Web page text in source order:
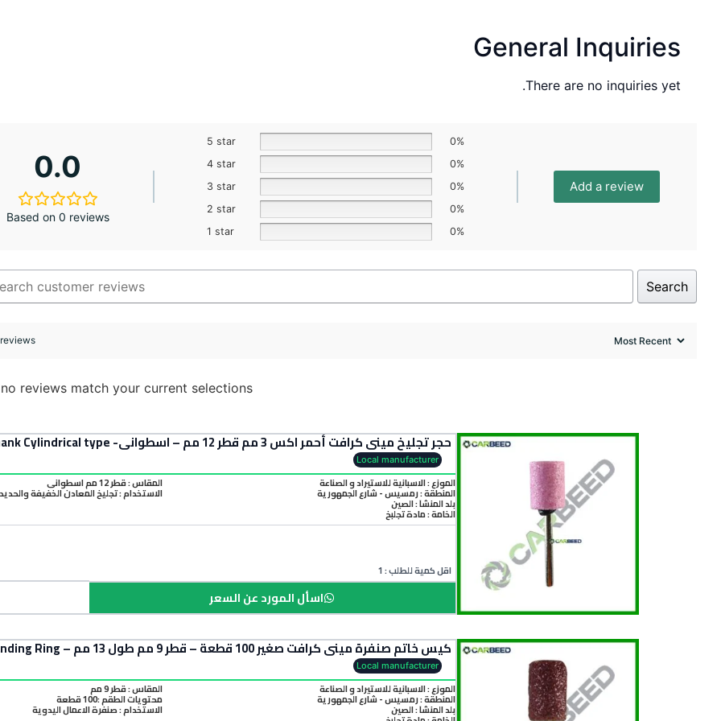
General Inquiries
There are no inquiries yet.
0.0
Based on 0 reviews
5 star
0%
4 star
0%
3 star
0%
2 star
0%
1 star
0%
Add a review
Search
reviews match your current selections
حجر تجليخ ميني كرافت أحمر اكس 3 مم قطر 12 مم – اسطواني- Mini Craft Red Grinding Stone 3mm Shank Cylindrical type
Local manufacturer
الموزع : الاسبانية للاستيراد و الصناعة
المنطقة :رمسيس - شارع الجمهورية
بلد المنشأ :الصين
الخامة :مادة تجلبخ
المقاس : قطر 12 مم اسطواني
الاستخدام : تجليخ المعادن الخفيفة والحديد
اقل كمية للطلب : 1
اسأل المورد عن السعر
كيس خاتم صنفرة ميني كرافت صغير 100 قطعة – قطر 9 مم طول 13 مم – Mini Craft Small Sanding Ring
Local manufacturer
الموزع : الاسبانية للاستيراد و الصناعة
المنطقة :رمسيس - شارع الجمهورية
بلد المنشأ :الصين
المقاس : قطر 9 مم
محتويات الطقم :100 قطعة
الاستخدام : صنفرة الاعمال اليدوية